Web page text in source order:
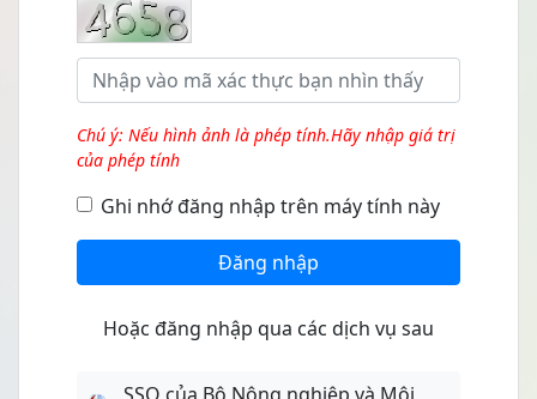
Chú ý: Nếu hình ảnh là phép tính.Hãy nhập giá trị
của phép tính
Ghi nhớ đăng nhập trên máy tính này
Đăng nhập
Hoặc đăng nhập qua các dịch vụ sau
SSO của Bộ Nông nghiệp và Môi